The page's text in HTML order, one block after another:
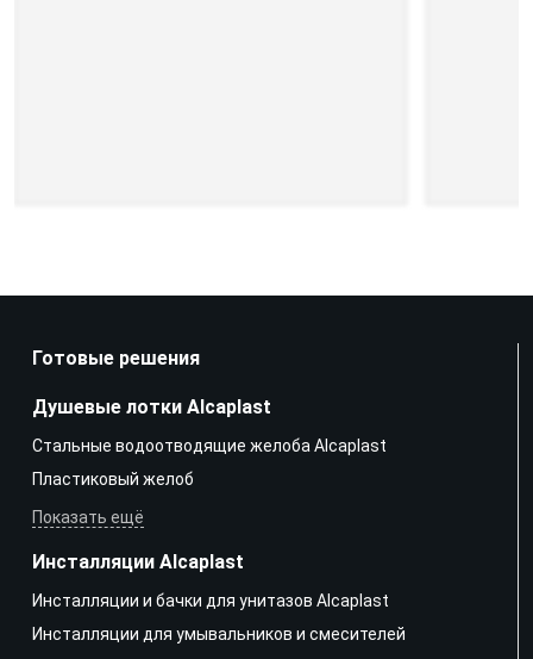
Готовые решения
Душевые лотки Alcaplast
Стальные водоотводящие желоба Alcaplast
Пластиковый желоб
Показать ещё
Инсталляции Alcaplast
Инсталляции и бачки для унитазов Alcaplast
Инсталляции для умывальников и смесителей